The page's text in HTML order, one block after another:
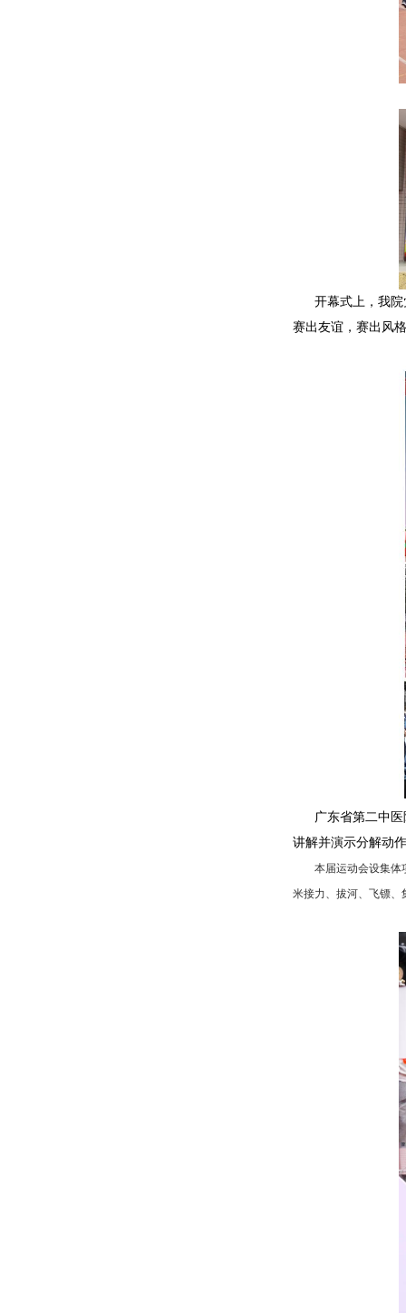
开幕式上，我
赛出友谊，赛出风
广东省第二中
讲解并演示分解动
本届运动会设集体
米接力、拔河、飞镖